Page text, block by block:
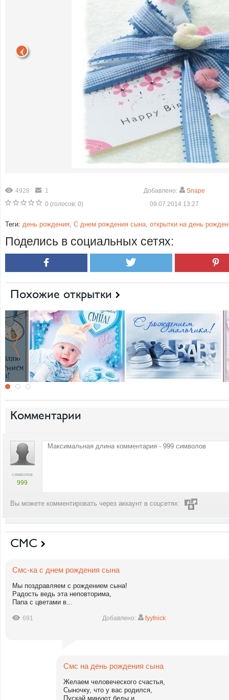
4928
1
0 (голосов: 0)
Добавлено:
Snape
09.07.2014 13:27
Теги: день рождения, С днем рождения сына, открытки на день
Поделись в социальных сетях:
Похожие открытки
Комментарии
символов
999
Вы можете комментировать через аккаунт в соцсетях:
СМС
Смс-ка с днем рождения сына
Мы поздравляем с рождением сына!
Радость ведь эта неповторима,
Папа с цветами в...
691 Добавлено: fyyfnick
Смс на день рождения сына
Желаем человеческого счастья,
Сыночку, что у вас родился,
Пускай минуют беды и...